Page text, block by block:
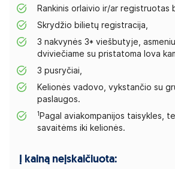
Rankinis orlaivio ir/ar registruotas
Skrydžio bilietų registracija,
3 nakvynės 3* viešbutyje,
dviviečiame su pristatoma lova
3 pusryčiai,
Kelionės vadovo, vykstančio su
paslaugos.
1 Pagal aviakompanijos taisykles,
savaitėms iki kelionės.
Į kainą neįskaičiuota: